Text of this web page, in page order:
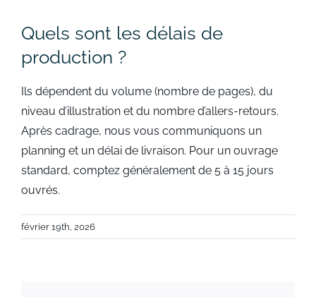
Quels sont les délais de
production ?
Ils dépendent du volume (nombre de pages), du
niveau d’illustration et du nombre d’allers-retours.
Après cadrage, nous vous communiquons un
planning et un délai de livraison. Pour un ouvrage
standard, comptez généralement de 5 à 15 jours
ouvrés.
février 19th, 2026